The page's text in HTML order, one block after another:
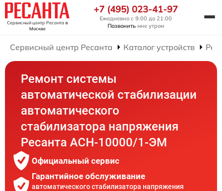
Сервисный центр Ресанта в
Москве
+7 (495) 023-41-97
Ежедневно с 9:00 до 21:00
Позвонить мне утром
Сервисный центр Ресанта Каталог устройств
Ремонт системы
автоматической стабилизации
автоматического
стабилизатора напряжения
Ресанта АСН-10000/1-ЭМ
Официальный сервис
Гарантийное обслуживание
автоматического стабилизатора напряжения